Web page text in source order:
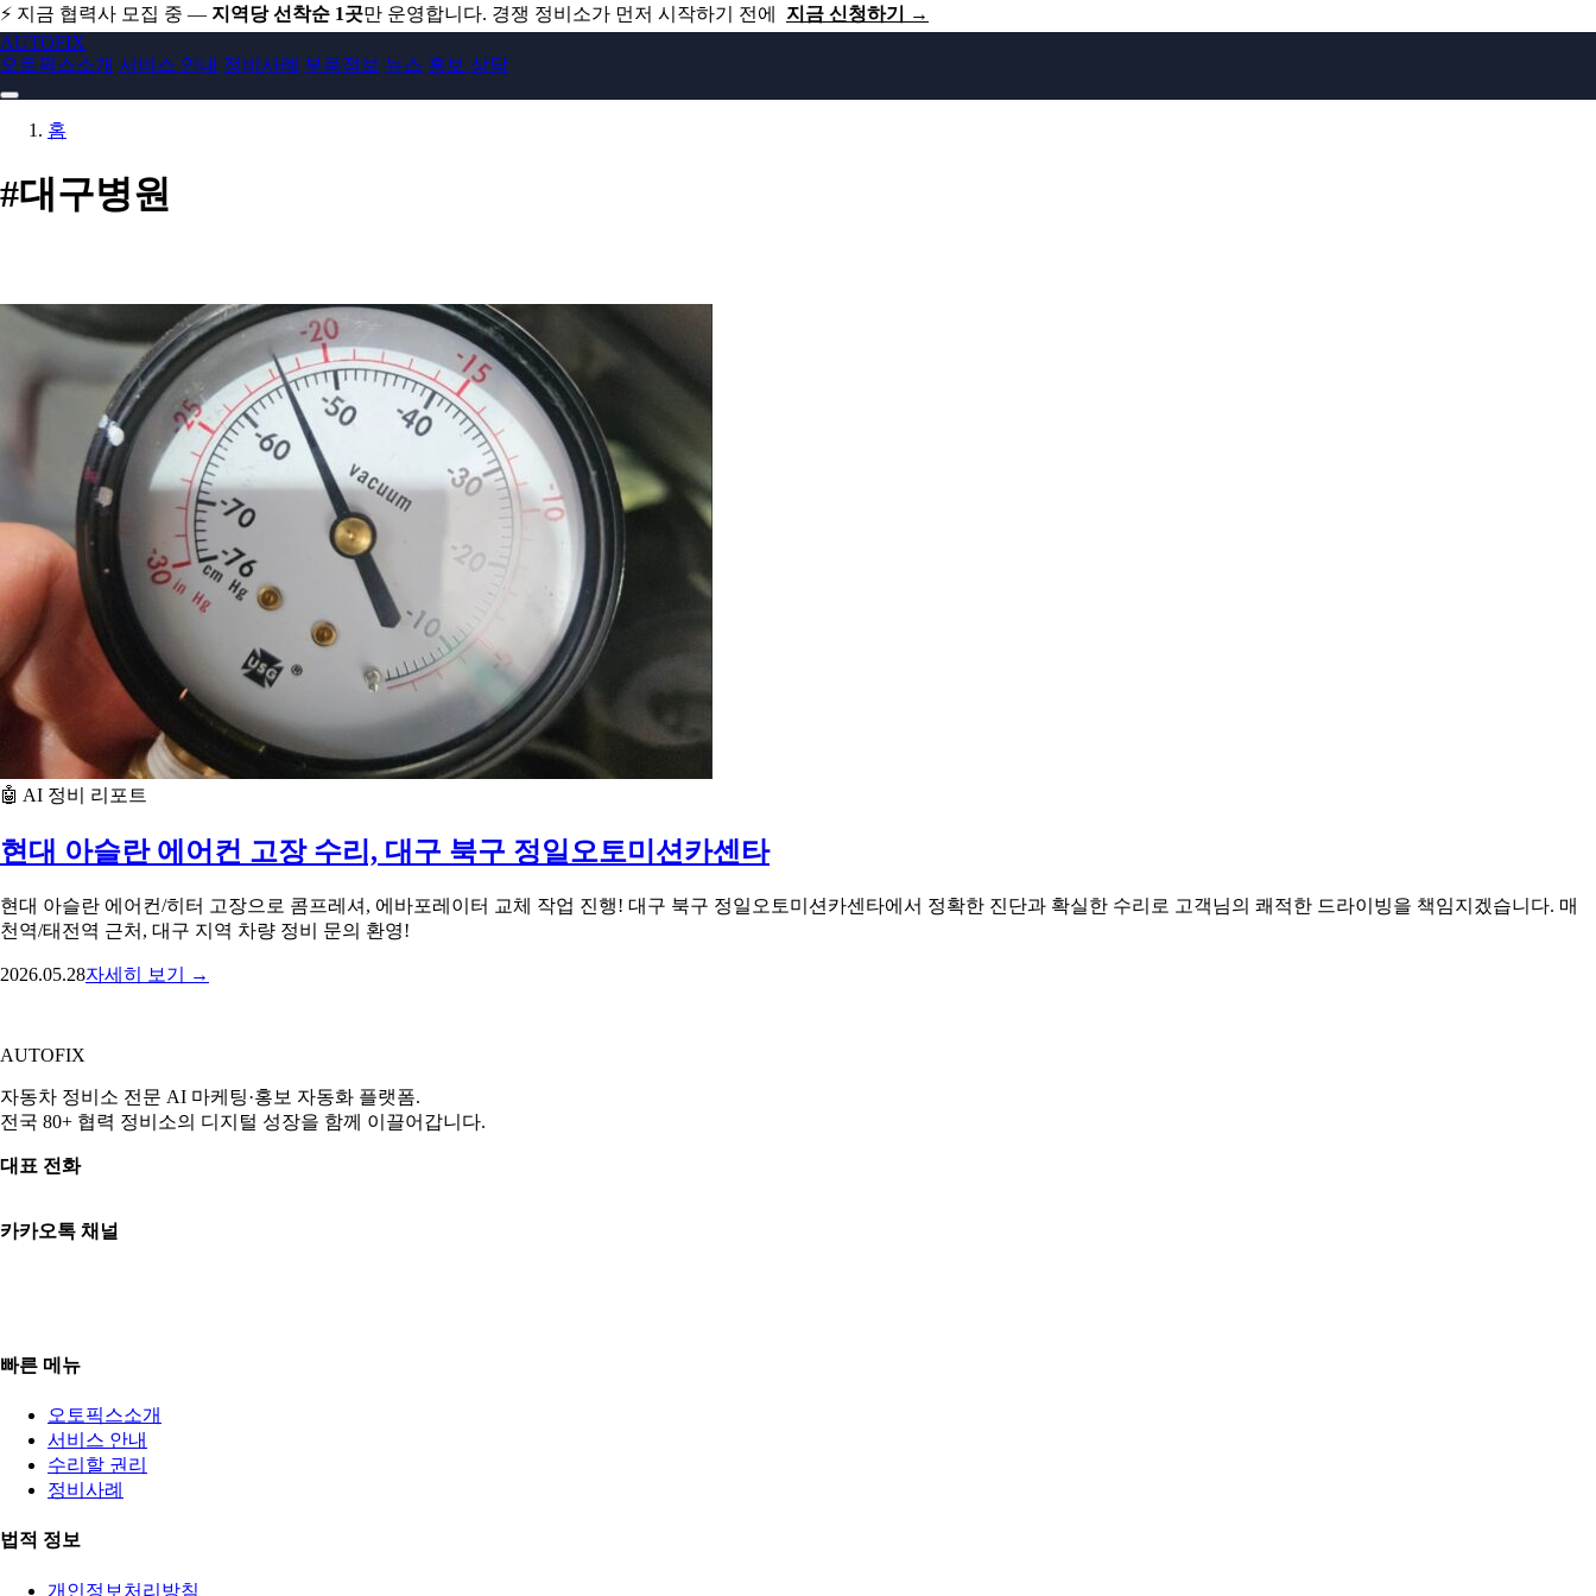
⚡ 지금 협력사 모집 중 — 지역당 선착순 1곳만 운영합니다. 경쟁 정비소가 먼저 시작하기 전에 지금 신청하기 →
AUTOFIX
오토픽스소개 서비스 안내 정비사례 부품정보 뉴스 홍보 상담
홈
#대구병원
🤖 AI 정비 리포트
현대 아슬란 에어컨 고장 수리, 대구 북구 정일오토미션카센타
현대 아슬란 에어컨/히터 고장으로 콤프레셔, 에바포레이터 교체 작업 진행! 대구 북구 정일오토미션카센타에서 정확한 진단과 확실한 수리로 고객님의 쾌적한 드라이빙을 책임지겠습니다. 매
천역/태전역 근처, 대구 지역 차량 정비 문의 환영!
2026.05.28자세히 보기 →
AUTOFIX
자동차 정비소 전문 AI 마케팅·홍보 자동화 플랫폼.
전국 80+ 협력 정비소의 디지털 성장을 함께 이끌어갑니다.
대표 전화
카카오톡 채널
빠른 메뉴
오토픽스소개
서비스 안내
수리할 권리
정비사례
법적 정보
개인정보처리방침